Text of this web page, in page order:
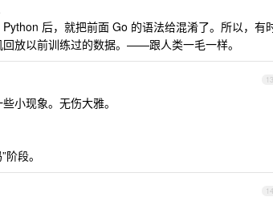
后，就把前面 Go 的语法给混淆了。所以，有
放以前训练过的数据。——跟人类一毛一样。
13
小现象。无伤大雅。
段。
14